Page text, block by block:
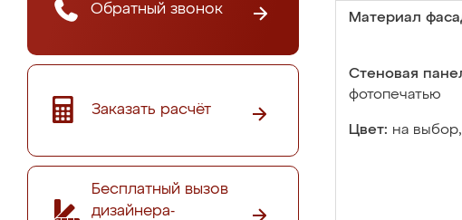
Обратный звонок
Заказать расчёт
Бесплатный вызов
дизайнера-
Материал
Стеновая
фотопечатью
Цвет: на